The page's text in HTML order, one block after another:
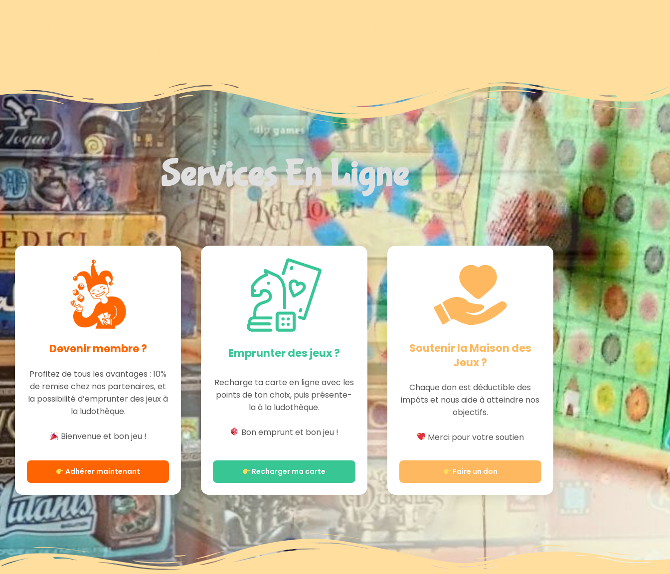
Services En Ligne
Devenir membre ?
Profitez de tous les avantages : 10%
de remise chez nos partenaires, et
la possibilité d’emprunter des jeux à
la ludothèque.
Bienvenue et bon jeu !
Adhérer maintenant
Emprunter des jeux ?
Recharge ta carte en ligne avec les
points de ton choix, puis présente-
la à la ludothèque.
Bon emprunt et bon jeu !
Recharger ma carte
Soutenir la Maison des
Jeux ?
Chaque don est déductible des
impôts et nous aide à atteindre nos
objectifs.
Merci pour votre soutien
Faire un don